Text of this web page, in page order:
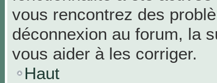
vous rencontrez des
déconnexion au forum, la
vous aider à les corriger.
Haut